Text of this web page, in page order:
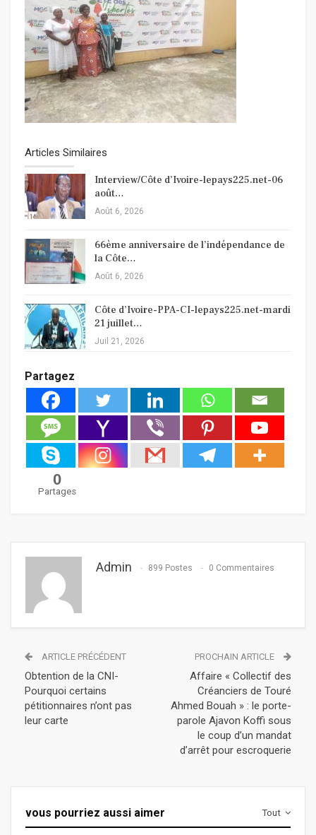
Articles Similaires
Interview/Côte d’Ivoire-lepays225.net-06
août…
Août 6, 2026
66ème anniversaire de l’indépendance de
la Côte…
Août 6, 2026
Côte d’Ivoire-PPA-CI-lepays225.net-mardi
21 juillet…
Juil 21, 2026
Partagez
0
Partages
Admin 899 Postes 0 Commentaires
ARTICLE PRÉCÉDENT
Obtention de la CNI-
Pourquoi certains
pétitionnaires n’ont pas
leur carte
PROCHAIN ARTICLE
Affaire « Collectif des
Créanciers de Touré
Ahmed Bouah » : le porte-
parole Ajavon Koffi sous
le coup d’un mandat
d’arrêt pour escroquerie
Tout
vous pourriez aussi aimer